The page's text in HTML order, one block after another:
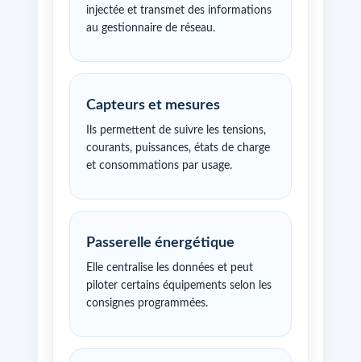
injectée et transmet des informations
au gestionnaire de réseau.
Capteurs et mesures
Ils permettent de suivre les tensions,
courants, puissances, états de charge
et consommations par usage.
Passerelle énergétique
Elle centralise les données et peut
piloter certains équipements selon les
consignes programmées.